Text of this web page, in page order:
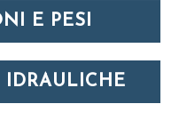
E PESI
IDRAULICHE